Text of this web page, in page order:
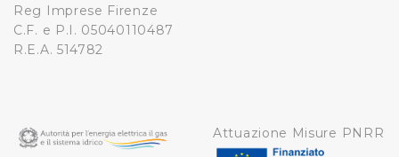
Reg Imprese Firenze
C.F. e P.I. 05040110487
R.E.A. 514782
Attuazione Misure PNRR